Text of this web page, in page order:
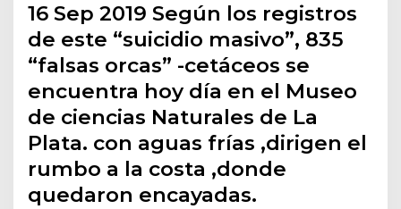
16 Sep 2019 Según los registros
de este “suicidio masivo”, 835
“falsas orcas” -cetáceos se
encuentra hoy día en el Museo
de ciencias Naturales de La
Plata. con aguas frías ,dirigen el
rumbo a la costa ,donde
quedaron encayadas.